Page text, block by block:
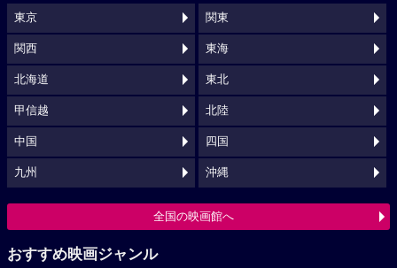
東京 関東
関西 東海
北海道 東北
甲信越 北陸
中国 四国
九州 沖縄
全国の映画館へ
おすすめ映画ジャンル